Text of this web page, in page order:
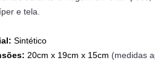
e tela.
Sintético
20cm x 19cm x 15cm (medidas